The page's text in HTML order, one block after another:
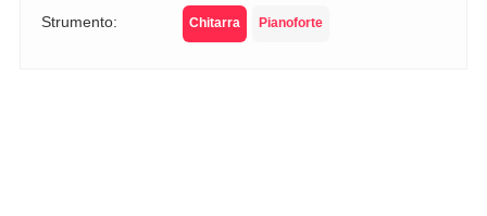
Strumento: Chitarra Pianoforte